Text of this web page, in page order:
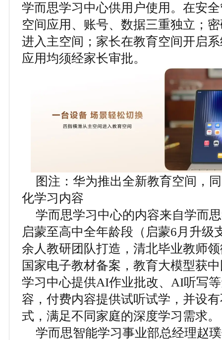
学而思学习中心供用户使用。在安
空间应用、账号、数据三重独立；
进入主空间；家长在教育空间开启
应用均须经家长审批。
图注：华为推出全新教育空间，
化学习内容
学而思学习中心的内容来自学而
启蒙至高中全年龄段（启蒙6月升级
余人教研团队打造，清北毕业教师
国家电子教材备案，教育大模型获
学习中心提供AI作业批改、AI听写
容，付费内容提供试听试学，并设
式，满足不同家庭的深度学习需求。
学而思智能学习事业部总经理赵